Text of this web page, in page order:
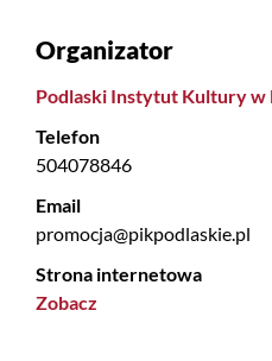
Organizator
Podlaski Instytut Kultury w
Telefon
504078846
Email
promocja@pikpodlaskie.pl
Strona internetowa
Zobacz